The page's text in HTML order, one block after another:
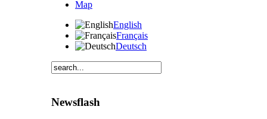
Map
English
Français
Deutsch
Newsflash